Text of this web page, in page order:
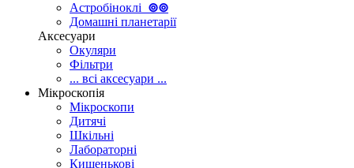
Астробіноклі ⊚⊚
Домашні планетарії
Аксесуари
Окуляри
Фільтри
... всі аксесуари ...
Мікроскопія
Мікроскопи
Дитячі
Шкільні
Лабораторні
Кишенькові